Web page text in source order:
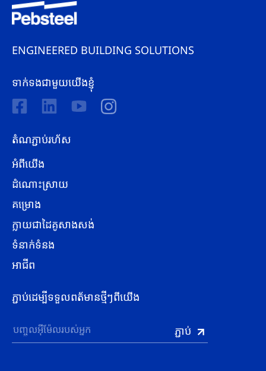
ENGINEERED BUILDING SOLUTIONS
ទាក់ទងជាមួយយើងខ្ញុំ
តំណភ្ជាប់រហ័ស
អំពីយើង
ដំណោះស្រាយ
គម្រោង
ក្លាយជាដៃគូសាងសង់
ទំនាក់ទំនង
អាជីព
ភ្ជាប់ដេម្បីទទួលពត័មានថ្មីៗពីយើង